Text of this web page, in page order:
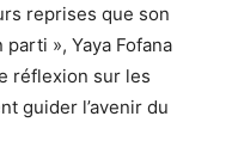
reprises que son
», Yaya Fofana
réflexion sur les
guider l’avenir du